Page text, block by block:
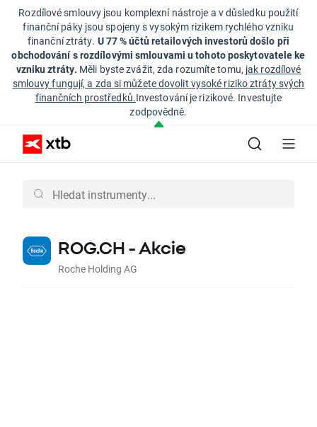
Rozdílové smlouvy jsou komplexní nástroje a v důsledku použití
finanční páky jsou spojeny s vysokým rizikem rychlého vzniku
finanční ztráty. U 77 % účtů retailových investorů došlo při
obchodování s rozdílovými smlouvami u tohoto poskytovatele ke
vzniku ztráty. Měli byste zvážit, zda rozumíte tomu, jak rozdílové
smlouvy fungují, a zda si můžete dovolit vysoké riziko ztráty svých
finančních prostředků.Investování je rizikové. Investujte
zodpovědně.
ROG.CH - Akcie
Roche Holding AG